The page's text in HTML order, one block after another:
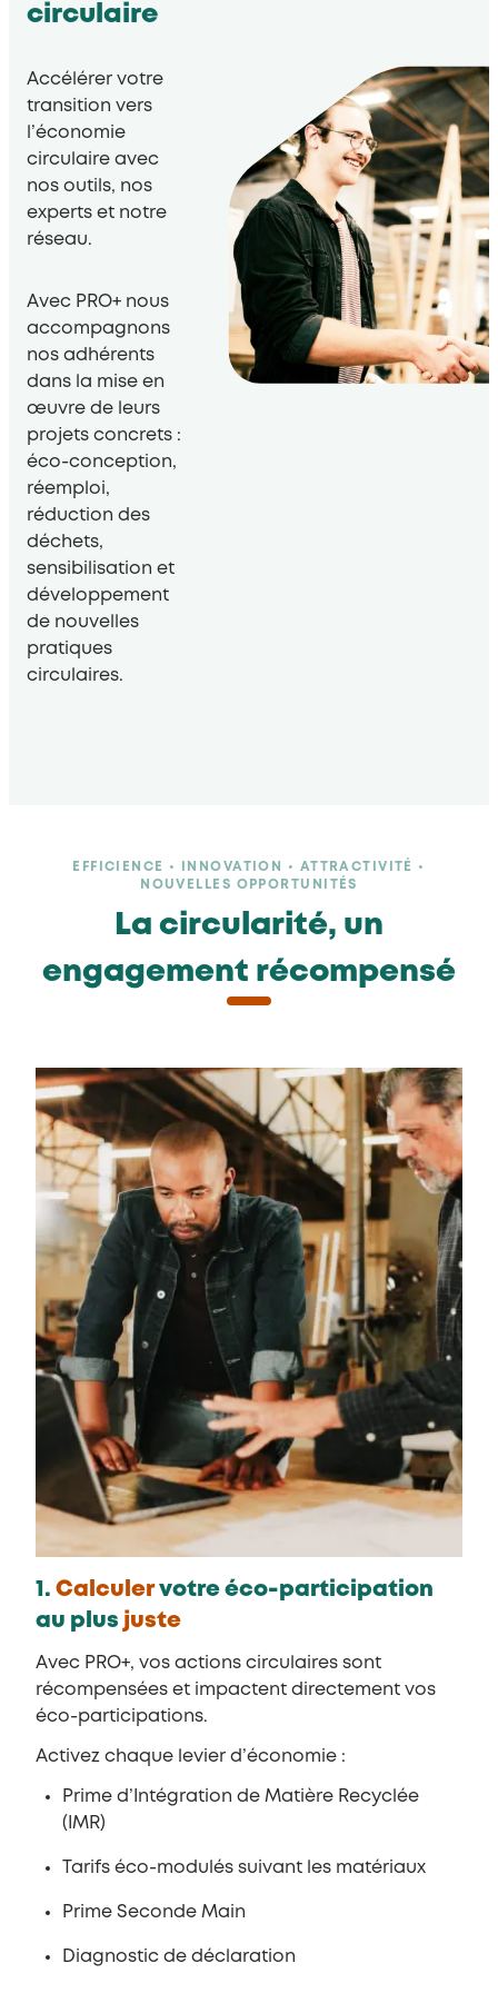
circulaire
Accélérer votre
transition vers
l’économie
circulaire avec
nos outils, nos
experts et notre
réseau.
Avec PRO+ nous
accompagnons
nos adhérents
dans la mise en
œuvre de leurs
projets concrets :
éco-conception,
réemploi,
réduction des
déchets,
sensibilisation et
développement
de nouvelles
pratiques
circulaires.
EFFICIENCE • INNOVATION • ATTRACTIVITÉ •
NOUVELLES OPPORTUNITÉS
La circularité, un
engagement récompensé
1. Calculervotre éco-participation
au plus juste
Avec PRO+, vos actions circulaires sont
récompensées et impactent directement vos
éco-participations.
Activez chaque levier d’économie :
Prime d’Intégration de Matière Recyclée
(IMR)
Tarifs éco-modulés suivant les matériaux
Prime Seconde Main
Diagnostic de déclaration